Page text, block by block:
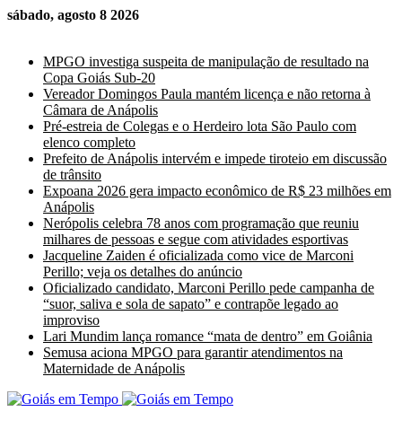
sábado, agosto 8 2026
MPGO investiga suspeita de manipulação de resultado na
Copa Goiás Sub-20
Vereador Domingos Paula mantém licença e não retorna à
Câmara de Anápolis
Pré-estreia de Colegas e o Herdeiro lota São Paulo com
elenco completo
Prefeito de Anápolis intervém e impede tiroteio em discussão
de trânsito
Expoana 2026 gera impacto econômico de R$ 23 milhões em
Anápolis
Nerópolis celebra 78 anos com programação que reuniu
milhares de pessoas e segue com atividades esportivas
Jacqueline Zaiden é oficializada como vice de Marconi
Perillo; veja os detalhes do anúncio
Oficializado candidato, Marconi Perillo pede campanha de
“suor, saliva e sola de sapato” e contrapõe legado ao
improviso
Lari Mundim lança romance “mata de dentro” em Goiânia
Semusa aciona MPGO para garantir atendimentos na
Maternidade de Anápolis